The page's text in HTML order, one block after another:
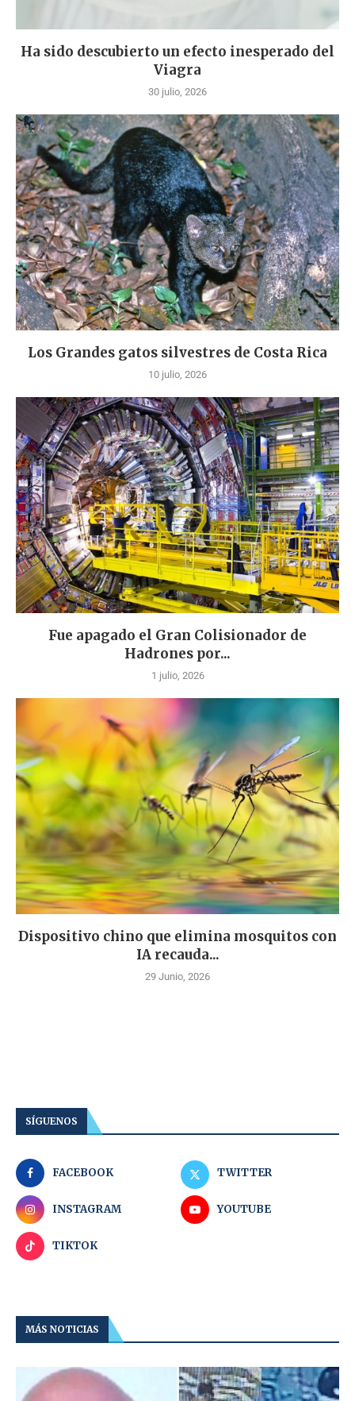
Ha sido descubierto un efecto inesperado del
Viagra
30 julio, 2026
Los Grandes gatos silvestres de Costa Rica
10 julio, 2026
Fue apagado el Gran Colisionador de
Hadrones por...
1 julio, 2026
Dispositivo chino que elimina mosquitos con
IA recauda...
29 Junio, 2026
SÍGUENOS
FACEBOOK TWITTER
INSTAGRAM YOUTUBE
TIKTOK
MÁS NOTICIAS